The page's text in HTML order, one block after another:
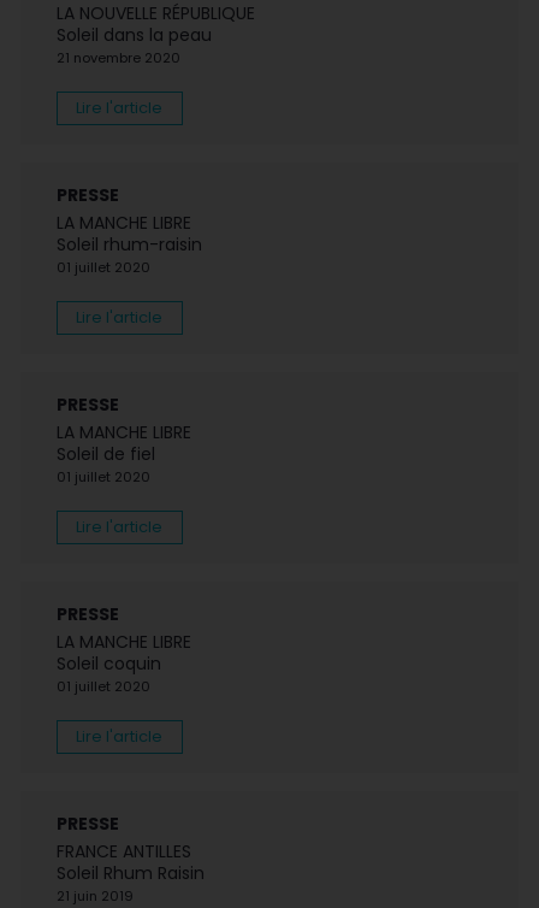
LA NOUVELLE RÉPUBLIQUE
Soleil dans la peau
21 novembre 2020
Lire l'article
PRESSE
LA MANCHE LIBRE
Soleil rhum-raisin
01 juillet 2020
Lire l'article
PRESSE
LA MANCHE LIBRE
Soleil de fiel
01 juillet 2020
Lire l'article
PRESSE
LA MANCHE LIBRE
Soleil coquin
01 juillet 2020
Lire l'article
PRESSE
FRANCE ANTILLES
Soleil Rhum Raisin
21 juin 2019